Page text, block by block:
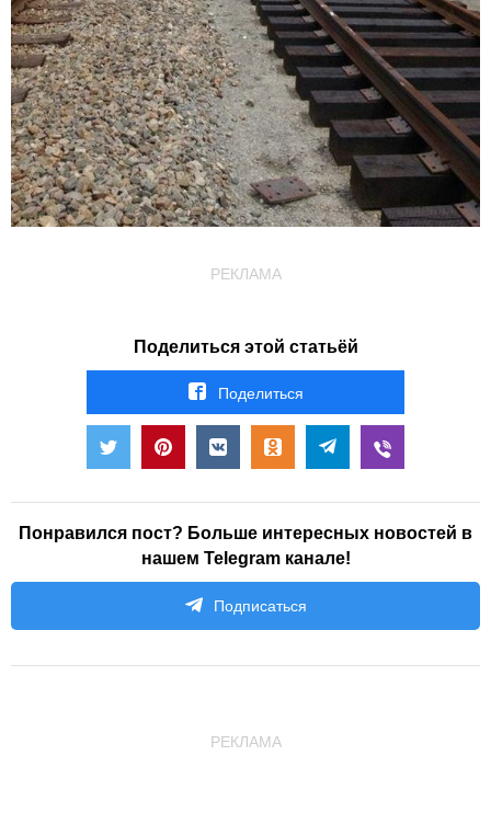
РЕКЛАМА
Поделиться этой статьёй
Поделиться
Понравился пост? Больше интересных новостей в
нашем Telegram канале!
Подписаться
РЕКЛАМА